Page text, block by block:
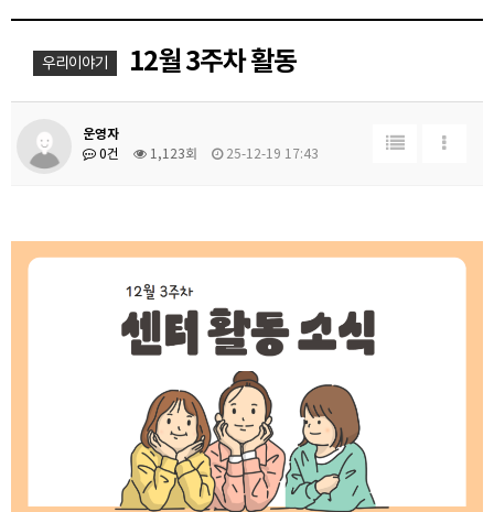
우리이야기 12월 3주차 활동
운영자
0건
1,123회 25-12-19 17:43